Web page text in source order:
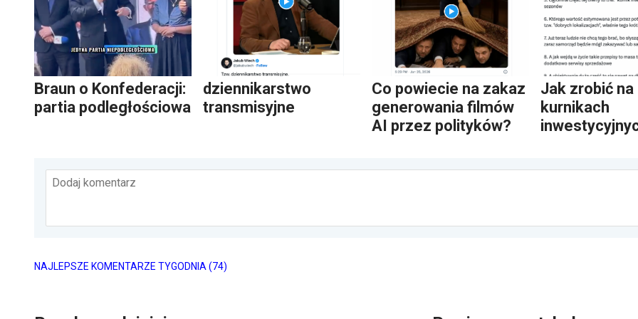
Braun o Konfederacji:
partia podległościowa
dziennikarstwo
transmisyjne
Co powiecie na zakaz
generowania filmów
AI przez polityków?
Jak zrobić na
kurnikach
Dodaj komentarz
NAJLEPSZE KOMENTARZE TYGODNIA(74)